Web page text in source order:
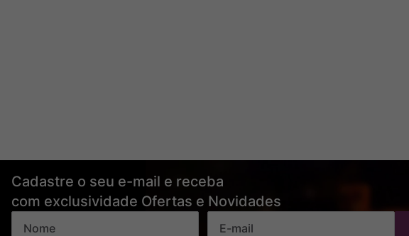
Cadastre o seu e-mail e receba
com exclusividade Ofertas e Novidades